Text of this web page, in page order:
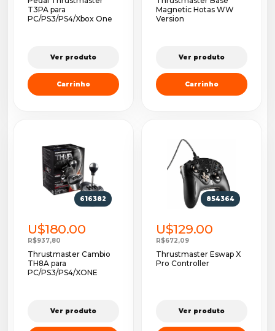
T3PA para
PC/PS3/PS4/Xbox One
Ver produto
Carrinho
Magnetic Hotas WW
Version
Ver produto
Carrinho
616382
U$180.00
R$937,80
Thrustmaster Cambio
TH8A para
PC/PS3/PS4/XONE
Ver produto
854364
U$129.00
R$672,09
Thrustmaster Eswap X
Pro Controller
Ver produto